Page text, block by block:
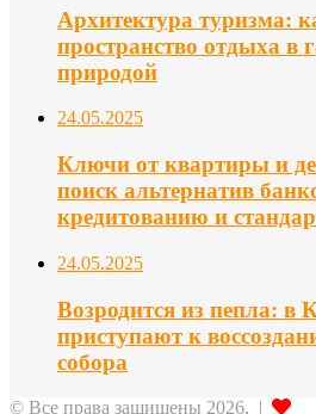
Архитектура туризма:
пространство отдыха в
природой
24.05.2025
Ключи от квартиры и
поиск альтернатив
кредитованию и
24.05.2025
Возродится из пепла: в
приступают к
собора
© Все права защищены 2026, |